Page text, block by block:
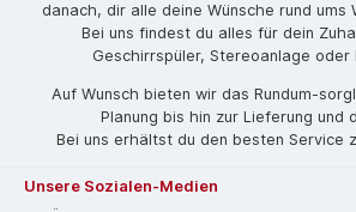
danach, dir alle deine Wünsche rund ums
Bei uns findest du alles für dein
Geschirrspüler, Stereoanlage oder
Auf Wunsch bieten wir das Rund­um-
Planung bis hin zur Lieferung und
Bei uns erhältst du den besten Service
Unsere Sozialen-Medien